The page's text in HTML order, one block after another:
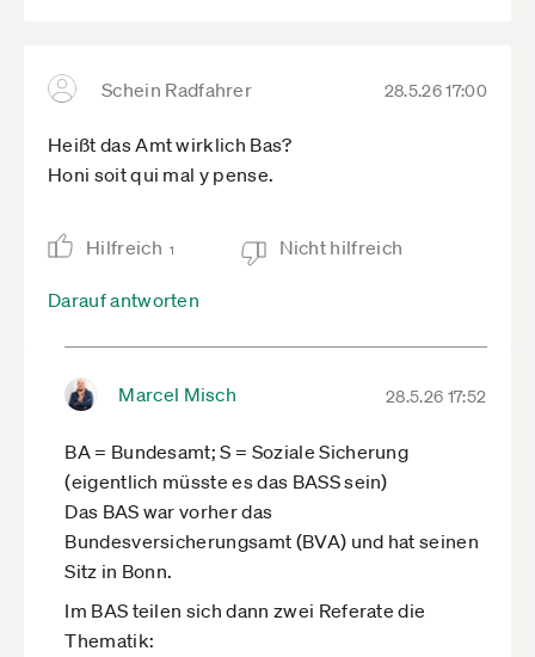
Schein Radfahrer 28.5.26 17:00
Heißt das Amt wirklich Bas?
Honi soit qui mal y pense.
Hilfreich 1 Nicht hilfreich
Darauf antworten
Marcel Misch 28.5.26 17:52
BA = Bundesamt; S = Soziale Sicherung
(eigentlich müsste es das BASS sein)
Das BAS war vorher das
Bundesversicherungsamt (BVA) und hat seinen
Sitz in Bonn.
Im BAS teilen sich dann zwei Referate die
Thematik: